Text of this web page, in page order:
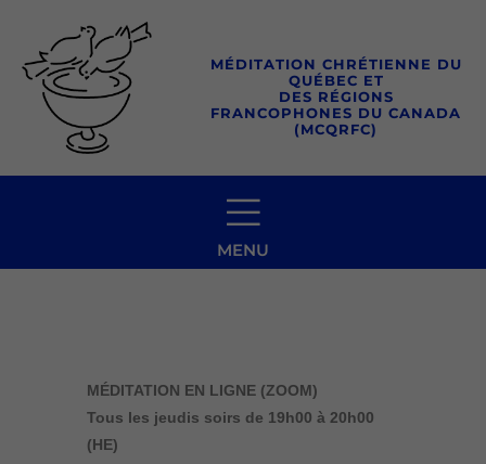
contenu
MÉDITATION CHRÉTIENNE DU
QUÉBEC ET
DES RÉGIONS
FRANCOPHONES DU CANADA
(MCQRFC)
MENU
MÉDITATION EN LIGNE (ZOOM)
Tous les jeudis soirs de 19h00 à 20h00
(HE)